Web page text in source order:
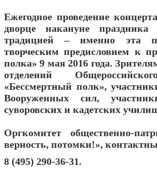
Ежегодное проведение
дворце накануне
традицией – именно эта
творческим предисловием к
полка» 9 мая 2016 года.
отделений
«Бессмертный полк»,
Вооруженных сил,
суворовских и кадетских
Оргкомитет общественно-
верность, потомки!»,
8 (495) 290-36-31.